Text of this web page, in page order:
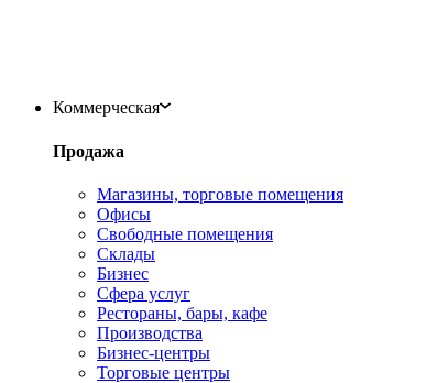
Коммерческая
Продажа
Магазины, торговые помещения
Офисы
Свободные помещения
Склады
Бизнес
Сфера услуг
Рестораны, бары, кафе
Производства
Бизнес-центры
Торговые центры